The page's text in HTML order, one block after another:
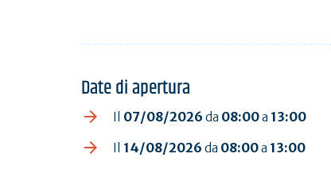
Date di apertura
Il 07/08/2026 da 08:00a 13:00
Il 14/08/2026 da 08:00a 13:00